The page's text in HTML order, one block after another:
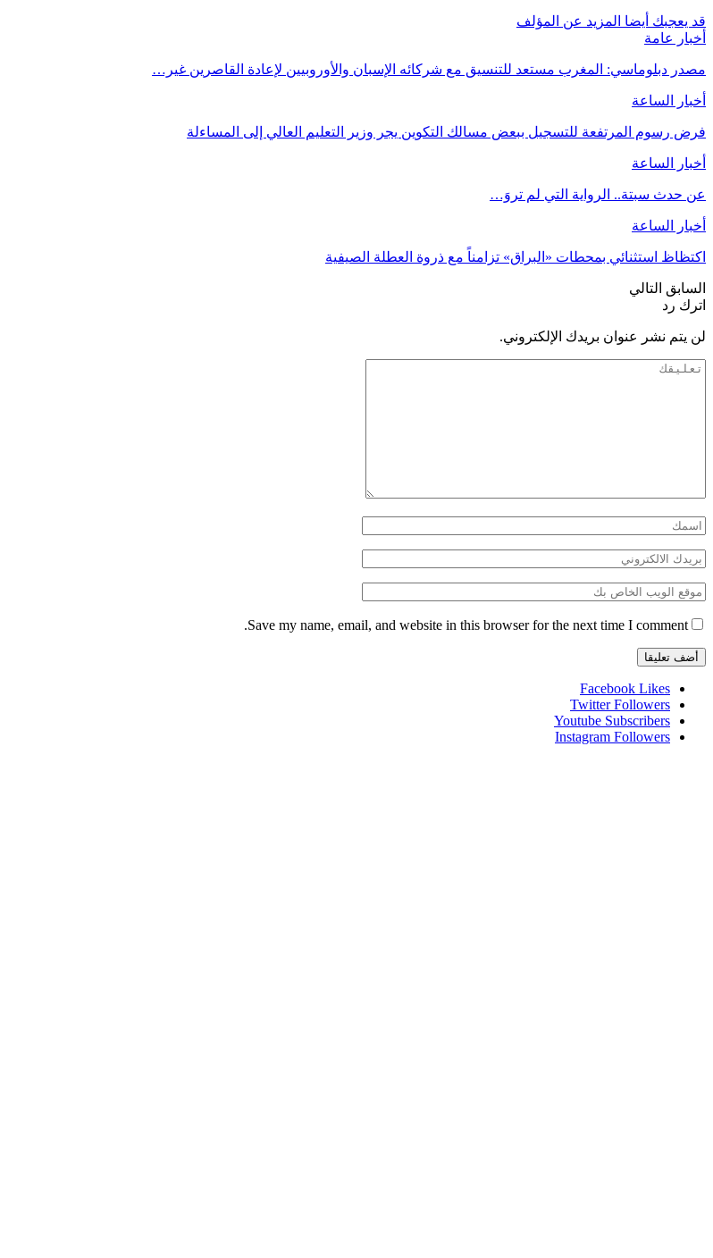
قد يعجبك أيضا المزيد عن المؤلف
أخبار عامة
مصدر دبلوماسي: المغرب مستعد للتنسيق مع شركائه الإسبان والأوروبيين لإعادة القاصرين غير…
أخبار الساعة
فرض رسوم المرتفعة للتسجيل ببعض مسالك التكوين يجر وزير التعليم العالي إلى المساءلة
أخبار الساعة
عن حدث سبتة.. الرواية التي لم تروَ…
أخبار الساعة
اكتظاظ استثنائي بمحطات «البراق» تزامناً مع ذروة العطلة الصيفية
السابق التالي
اترك رد
لن يتم نشر عنوان بريدك الإلكتروني.
Save my name, email, and website in this browser for the next time I comment.
Facebook Likes
Twitter Followers
Youtube Subscribers
Instagram Followers